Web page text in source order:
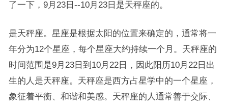
了一下，9月23日--10月23日是天秤座的。
是天秤座。星座是根据太阳的位置来确定的，通常将一
年分为12个星座，每个星座大约持续一个月。天秤座的
时间范围是9月23日到10月22日，因此阳历10月22日出
生的人是天秤座。天秤座是西方占星学中的一个星座，
象征着平衡、和谐和美感。天秤座的人通常善于交际、